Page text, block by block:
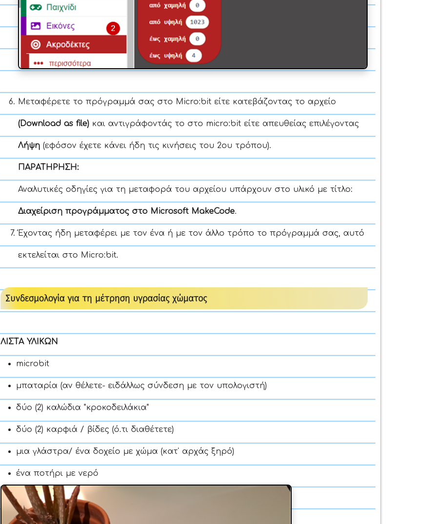
Μεταφέρετε το πρόγραμμά σας στο Micro:bit είτε κατεβάζοντας το αρχείο
(Download as file) και αντιγράφοντάς το στο micro:bit είτε απευθείας επιλέγοντας
Λήψη (εφόσον έχετε κάνει ήδη τις κινήσεις του 2ου τρόπου).
ΠΑΡΑΤΗΡΗΣΗ:
Αναλυτικές οδηγίες για τη μεταφορά του αρχείου υπάρχουν στο υλικό με τίτλο:
Διαχείριση προγράμματος στο Microsoft MakeCode.
Έχοντας ήδη μεταφέρει με τον ένα ή με τον άλλο τρόπο το πρόγραμμά σας, αυτό
εκτελείται στο Micro:bit.
Συνδεσμολογία για τη μέτρηση υγρασίας χώματος
ΛΙΣΤΑ ΥΛΙΚΩΝ
microbit
μπαταρία (αν θέλετε- ειδάλλως σύνδεση με τον υπολογιστή)
δύο (2) καλώδια "κροκοδειλάκια"
δύο (2) καρφιά / βίδες (ό.τι διαθέτετε)
μια γλάστρα/ ένα δοχείο με χώμα (κατ' αρχάς ξηρό)
ένα ποτήρι με νερό